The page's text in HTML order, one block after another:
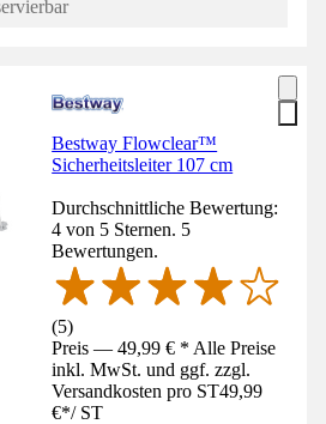
Bestway Flowclear™
Sicherheitsleiter 107 cm
Durchschnittliche Bewertung:
4 von 5 Sternen. 5
Bewertungen.
(5)
Preis — 49,99 € * Alle Preise
inkl. MwSt. und ggf. zzgl.
Versandkosten pro ST49,99
€*/ ST